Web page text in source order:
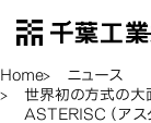
千葉工業大学
Home
ニュース
世界初の方式の大
ASTERISC（アス